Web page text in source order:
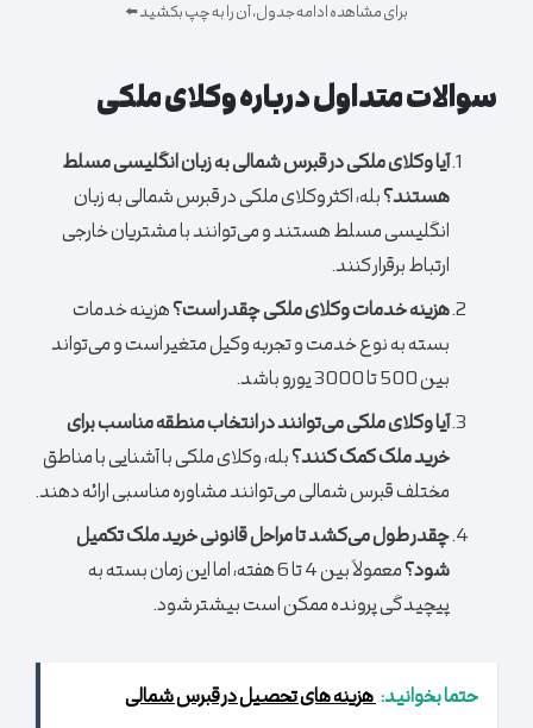
برای مشاهده ادامه جدول، آن را به چپ بکشید ⬅️
سوالات متداول درباره وکلای ملکی
آیا وکلای ملکی در قبرس شمالی به زبان انگلیسی مسلط
هستند؟بله، اکثر وکلای ملکی در قبرس شمالی به زبان
انگلیسی مسلط هستند و می‌توانند با مشتریان خارجی
ارتباط برقرار کنند.
هزینه خدمات وکلای ملکی چقدر است؟هزینه خدمات
بسته به نوع خدمت و تجربه وکیل متغیر است و می‌تواند
بین 500 تا 3000 یورو باشد.
آیا وکلای ملکی می‌توانند در انتخاب منطقه مناسب برای
خرید ملک کمک کنند؟بله، وکلای ملکی با آشنایی با مناطق
مختلف قبرس شمالی می‌توانند مشاوره مناسبی ارائه دهند.
چقدر طول می‌کشد تا مراحل قانونی خرید ملک تکمیل
شود؟
معمولاً بین 4 تا 6 هفته، اما این زمان بسته به
پیچیدگی پرونده ممکن است بیشتر شود.
حتما بخوانید:هزینه های تحصیل در قبرس شمالی